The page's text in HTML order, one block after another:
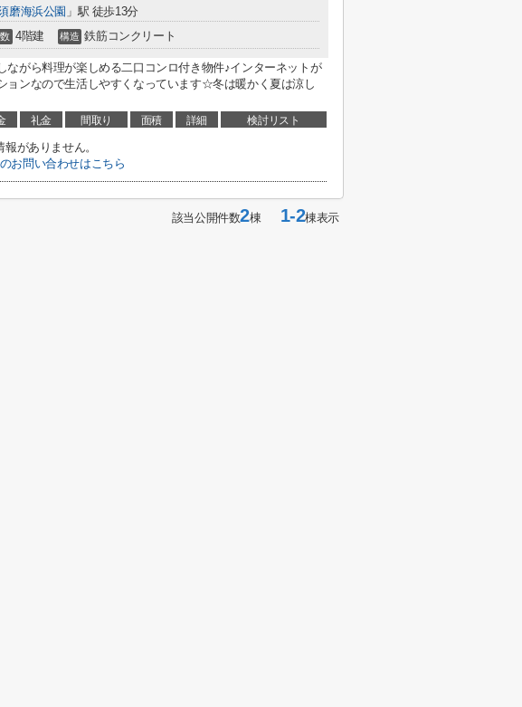
磨海浜公園 」駅 徒歩13分
4階建 構造 鉄筋コンクリート
ながら料理が楽しめる二口コンロ付き物件♪インターネットが
ョンなので生活しやすくなっています☆冬は暖かく夏は涼し
礼金 間取り 面積 詳細 検討リスト
がありません。
お問い合わせはこちら
該当公開件数2棟 1-2棟表示